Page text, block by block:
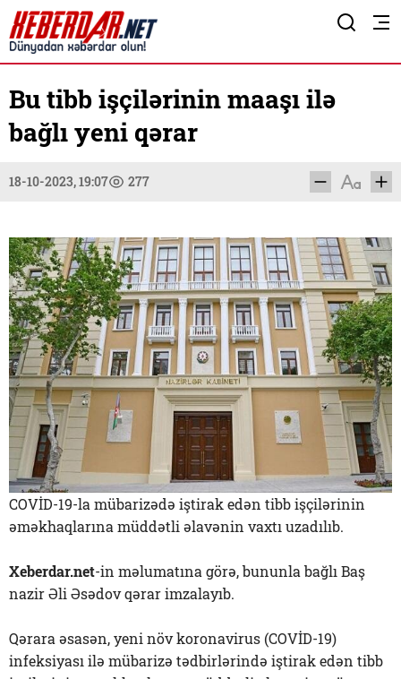
Bu tibb işçilərinin maaşı ilə
bağlı yeni qərar
18-10-2023, 19:07 277
COVİD-19-la mübarizədə iştirak edən tibb işçilərinin
əməkhaqlarına müddətli əlavənin vaxtı uzadılıb.
Xeberdar.net-in məlumatına görə, bununla bağlı Baş
nazir Əli Əsədov qərar imzalayıb.
Qərara əsasən, yeni növ koronavirus (COVİD-19)
infeksiyası ilə mübarizə tədbirlərində iştirak edən tibb